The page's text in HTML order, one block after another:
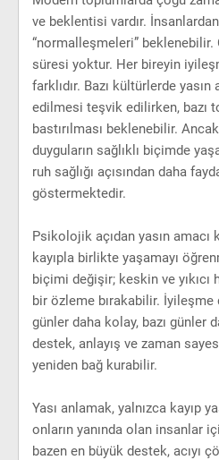
ve beklentisi vardır.
“normalleşmeleri” beklenebilir.
süresi yoktur. Her bireyin
farklıdır. Bazı kültürlerde
edilmesi teşvik edilirken, bazı
bastırılması beklenebilir.
duyguların sağlıklı biçimde
ruh sağlığı açısından daha
göstermektedir.
Psikolojik açıdan yasın amacı
kayıpla birlikte yaşamayı
biçimi değişir; keskin ve
bir özleme bırakabilir. İyileşme
günler daha kolay, bazı günler
destek, anlayış ve zaman
yeniden bağ kurabilir.
Yası anlamak, yalnızca kayıp
onların yanında olan insanlar
bazen en büyük destek, acıyı